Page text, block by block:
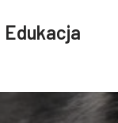
Edukacja